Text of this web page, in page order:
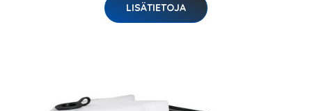
LISÄTIETOJA